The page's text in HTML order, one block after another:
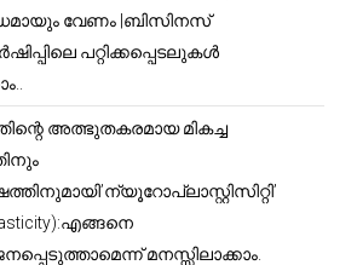
വേണം |ബിസിനസ്
പറ്റിക്കപ്പെടലുകൾ
അത്ഭുതകരമായ മികച്ച
മനസ്സിലാക്കാം.